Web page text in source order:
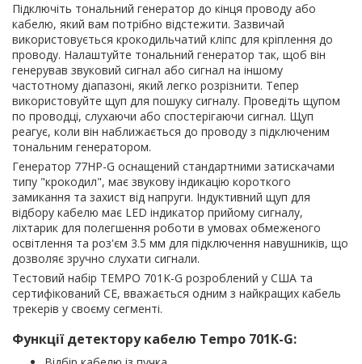
Підключіть тональний генератор до кінця проводу або
кабелю, який вам потрібно відстежити. Зазвичай
використовується крокодильчатий кліпс для кріплення до
проводу. Налаштуйте тональний генератор так, щоб він
генерував звуковий сигнал або сигнал на іншому
частотному діапазоні, який легко розрізнити. Тепер
використовуйте щуп для пошуку сигналу. Проведіть щупом
по проводці, слухаючи або спостерігаючи сигнал. Щуп
реагує, коли він наближається до проводу з підключеним
тональним генератором.
Генератор 77HP-G оснащений стандартними затискачами
типу "крокодил", має звукову індикацію короткого
замикання та захист від напруги. Індуктивний щуп для
відбору кабелю має LED індикатор прийому сигналу,
ліхтарик для полегшення роботи в умовах обмеженого
освітлення та роз'єм 3.5 мм для підключення навушників, що
дозволяє зручно слухати сигнали.
Тестовий набір TEMPO 701K-G розроблений у США та
сертифікований CE, вважається одним з найкращих кабель
трекерів у своєму сегменті.
Функції детектору кабелю Tempo 701K-G: